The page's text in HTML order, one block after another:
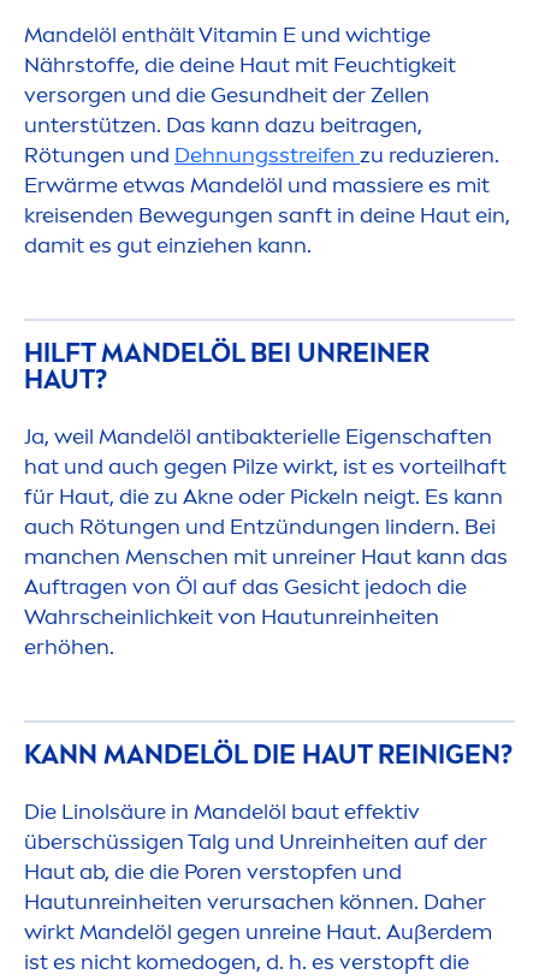
Mandelöl enthältVitamin E und wichtige
Nährstoffe, die deine Haut mit Feuchtigkeit
versorgen und die Gesundheit der Zellen
unterstützen. Das kann dazu beitragen,
Rötungen und Dehnungsstreifen zu reduzieren.
Erwärme etwas Mandelöl und massiere es mit
kreisenden Bewegungen sanft in deine Haut ein,
damit es gut einziehen kann.
HILFT MANDELÖL BEI UNREINER
HAUT?
Ja, weil Mandelöl antibakterielle Eigenschaften
hat und auch gegen Pilze wirkt, ist es vorteilhaft
für Haut, die zu Akne oder Pickeln neigt. Es kann
auch Rötungen und Entzündungen lindern. Bei
manchen Menschen mit unreiner Haut kann das
Auftragen von Öl auf das Gesicht jedoch die
Wahrscheinlichkeit von Hautunreinheiten
erhöhen.
KANN MANDELÖL DIE HAUT REINIGEN?
Die Linolsäure in Mandelöl baut effektiv
überschüssigen Talg und Unreinheiten auf der
Haut ab, die die Poren verstopfen und
Hautunreinheiten verursachen können. Daher
wirkt Mandelöl gegen unreine Haut. Außerdem
ist es nicht komedogen, d. h. es verstopft die